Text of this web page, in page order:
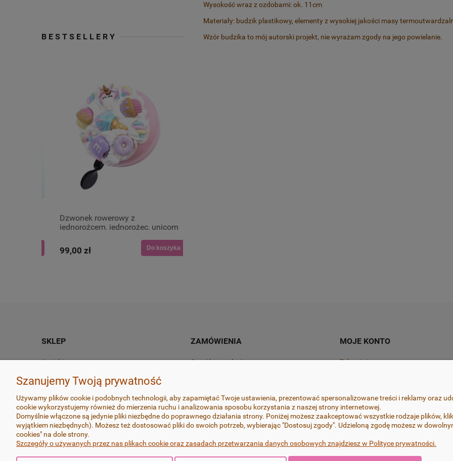
BESTSELLERY
Dzwonek rowerowy z
jednorożcem, jednorożec, unicorn
99,00 zł Do koszyka
Wysokość wraz z ozdobami: ok. 11cm
Materiały: budzik plastikowy, elementy z wysokiej jakości masy
Wzór budzika to mój autorski projekt, nie wyrażam zgody na jego powielanie.
SKLEP
Kontakt
O marce
Polityka prywatności
ZAMÓWIENIA
Czas i koszty dostawy
Odstąp od umowy tutaj
MOJE KONTO
Zaloguj się
Przechowalnia
Wszystkie produkty wykonywane są z dbałością o najdrobniejsze szczegóły, przy zachowaniu najwyższej jakości i estetyki oraz
na najlepszych dostępnych na rynku masach termoutwardzalnych FIMO i Cernit, bigle i sztyfty w kolczykach wykonane są ze stali
Szanujemy Twoją prywatność
Używamy plików cookie i podobnych technologii, aby zapamiętać Twoje ustawienia, prezentować spersonalizowane treści i reklamy oraz
cookie wykorzystujemy również do mierzenia ruchu i analizowania sposobu korzystania z naszej strony internetowej.
Domyślnie włączone są jedynie pliki niezbędne do poprawnego działania strony. Poniżej możesz zaakceptować wszystkie rodzaje plików,
wyjątkiem niezbędnych). Możesz też dostosować pliki do swoich potrzeb, wybierając "Dostosuj zgody". Udzieloną zgodę możesz w
cookies" na dole strony.
Szczegóły o używanych przez nas plikach cookie oraz zasadach przetwarzania danych osobowych znajdziesz w Polityce prywatności.